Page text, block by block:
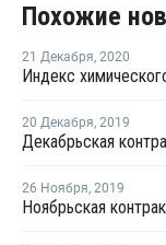
Похожие
21 Декабря, 2020
20 Декабря, 2019
26 Ноября, 2019